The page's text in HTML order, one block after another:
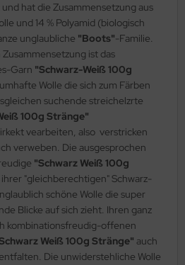
hat die Zusammensetzung aus
und 14 % Polyamid (biologisch
unglaubliche "Boots"-Familie.
ist das
Garn "Schwarz-Weiß 100g
Wolle die sich zum Färben
suchende streichelzrte
100g Stränge"
vearbeiten, also verstricken
verweben. Die ausgesprochen
"Schwarz Weiß 100g
ihrer "gleichberechtigen" Schwarz-
schöne Wolle die super
Blicke auf sich zieht. Ihren ganz
kombinationsfreudig-offenen
Weiß 100g Stränge" auch
Die unwiderstehliche Wolle